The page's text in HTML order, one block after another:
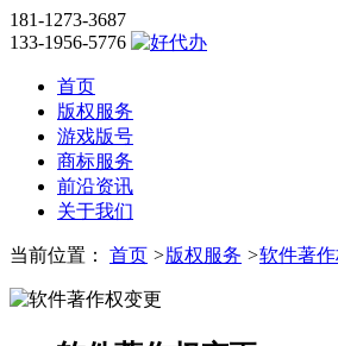
181-1273-3687
133-1956-5776
首页
版权服务
游戏版号
商标服务
前沿资讯
关于我们
当前位置： 首页 >版权服务 >软件著